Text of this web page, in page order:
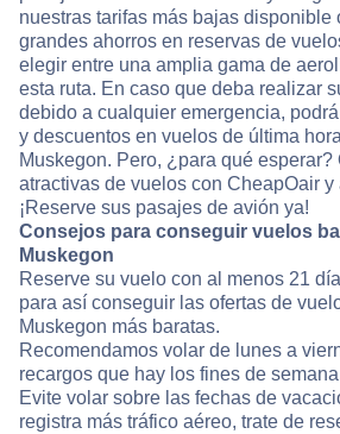
nuestras tarifas más bajas disponible
grandes ahorros en reservas de
elegir entre una amplia gama de
esta ruta. En caso que deba realizar
debido a cualquier emergencia,
y descuentos en vuelos de última
Muskegon. Pero, ¿para qué esperar?
atractivas de vuelos con CheapOair y
¡Reserve sus pasajes de avión ya!
Consejos para conseguir vuelos
Muskegon
Reserve su vuelo con al menos 21
para así conseguir las ofertas de
Muskegon más baratas.
Recomendamos volar de lunes a
recargos que hay los fines de
Evite volar sobre las fechas de
registra más tráfico aéreo, trate de